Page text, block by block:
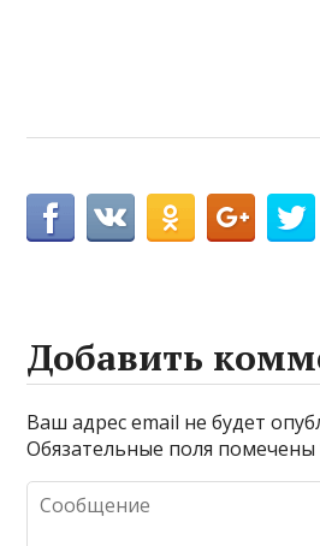
Добавить
Ваш адрес email не будет
Обязательные поля помечены